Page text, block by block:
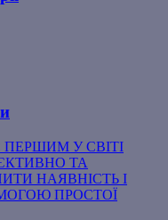
ПЕРШИМ У СВІТІ
ТА
НАЯВНІСТЬ І
ПРОСТОЇ